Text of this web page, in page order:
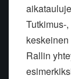
Tutkimus-
Rallin